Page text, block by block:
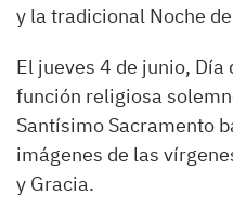
y la tradicional Noche
El jueves 4 de junio,
función religiosa
Santísimo Sacramento
imágenes de las
y Gracia.